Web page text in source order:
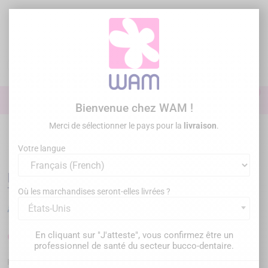
Moteurs d'endodontie
Moteur endo Ai-Motor Terauchi Edition
DTE WOODPECKER - Moteur endo Ai-Motor
Terauchi Edition
975,00 € 1 299,00 € TTC Économisez 324,00 €
Référence :
Bienvenue chez WAM !
Merci de sélectionner le pays pour la livraison.
Votre langue
Où les marchandises seront-elles livrées ?
États-Unis
En cliquant sur "J'atteste", vous confirmez être un
professionnel de santé du secteur bucco-dentaire.